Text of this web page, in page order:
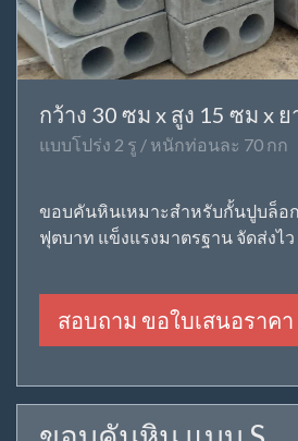
กว้าง 30 ซม x สูง 15 ซม x
แบบโปร่ง 2 รู / หนักท่อนละ 70 กก
ขอบคันหินเหมาะสำหรับกั้นปูบล็อ
ฟุตบาท แข็งแรงมาตรฐาน จัดส่งไ
สอบถาม ขอใบเสนอราคา